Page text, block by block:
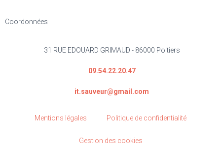
Coordonnées
31 RUE EDOUARD GRIMAUD - 86000 Poitiers
09.54.22.20.47
it.sauveur@gmail.com
Mentions légales Politique de confidentialité
Gestion des cookies